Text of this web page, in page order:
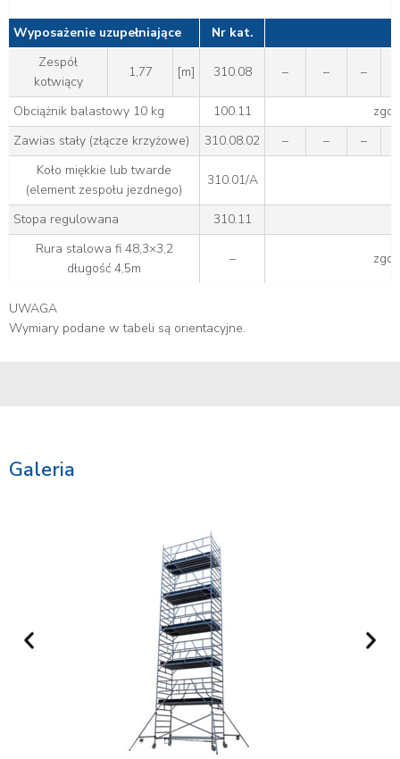
Wyposażenie uzupełniające
Nr kat.
Zespół
kotwiący
1,77 [m] 310.08 – – –
Obciążnik balastowy 10 kg 100.11
Zawias stały (złącze krzyżowe)
310.08.02 – – –
Koło miękkie lub twarde
(element zespołu jezdnego)
310.01/A
Stopa regulowana
310.11
Rura stalowa fi 48,3×3,2
długość 4,5m
–
UWAGA
Wymiary podane w tabeli są orientacyjne.
Galeria